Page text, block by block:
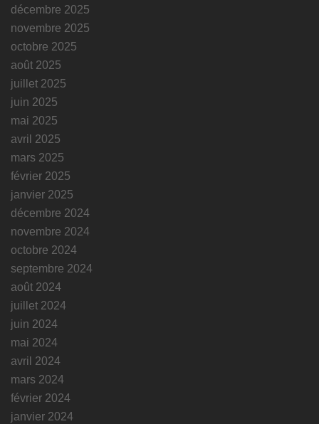
décembre 2025
novembre 2025
octobre 2025
août 2025
juillet 2025
juin 2025
mai 2025
avril 2025
mars 2025
février 2025
janvier 2025
décembre 2024
novembre 2024
octobre 2024
septembre 2024
août 2024
juillet 2024
juin 2024
mai 2024
avril 2024
mars 2024
février 2024
janvier 2024